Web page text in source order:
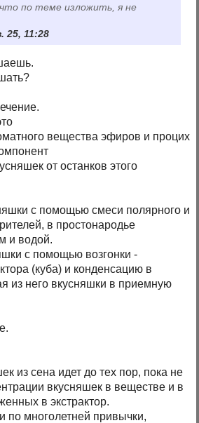
по теме изложить, я не
25, 11:28
вещества эфиров и процих
от останков этого
с помощью смеси полярного и
в простонародье
и водой.
с помощью возгонки -
(куба) и конденсацию в
из него вкусняшки в приемную
из сена идет до тех пор, пока не
вкусняшек в веществе и в
в экстрактор.
по многолетней привычки,